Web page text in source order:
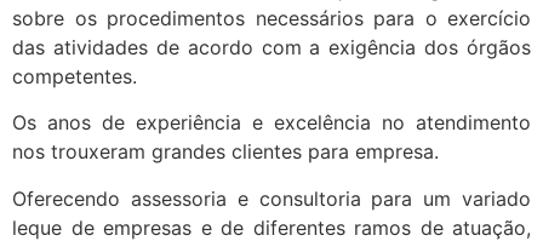
sobre os procedimentos necessários para o exercício
das atividades de acordo com a exigência dos órgãos
competentes.
Os anos de experiência e excelência no atendimento
nos trouxeram grandes clientes para empresa.
Oferecendo assessoria e consultoria para um variado
leque de empresas e de diferentes ramos de atuação,